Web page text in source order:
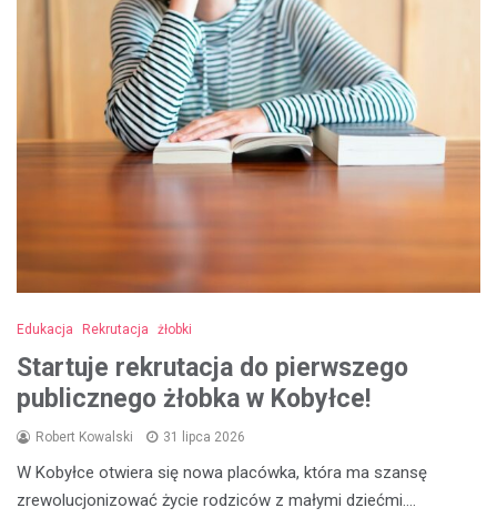
Edukacja Rekrutacja żłobki
Startuje rekrutacja do pierwszego
publicznego żłobka w Kobyłce!
Robert Kowalski 31 lipca 2026
W Kobyłce otwiera się nowa placówka, która ma szansę
zrewolucjonizować życie rodziców z małymi dziećmi.…